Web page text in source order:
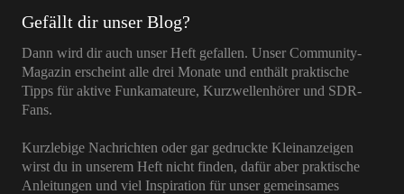
Gefällt dir unser Blog?
Dann wird dir auch unser Heft gefallen. Unser Community-
Magazin erscheint alle drei Monate und enthält praktische
Tipps für aktive Funkamateure, Kurzwellenhörer und SDR-
Fans.
Kurzlebige Nachrichten oder gar gedruckte Kleinanzeigen
wirst du in unserem Heft nicht finden, dafür aber praktische
Anleitungen und viel Inspiration für unser gemeinsames